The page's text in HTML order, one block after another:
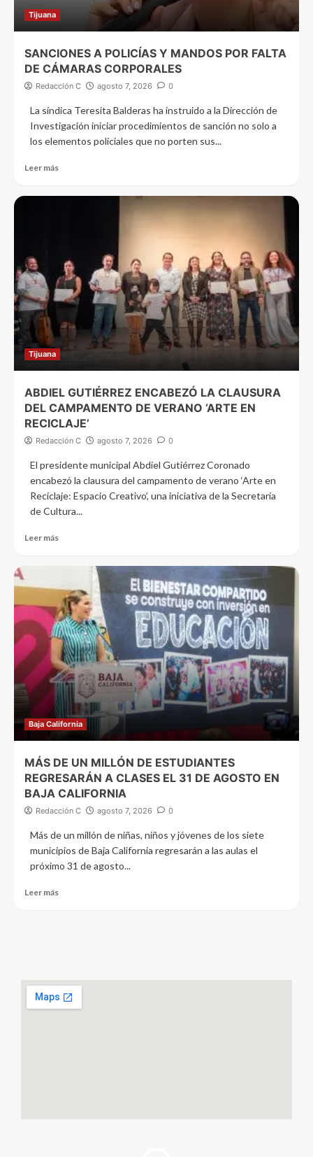
Tijuana
SANCIONES A POLICÍAS Y MANDOS POR FALTA
DE CÁMARAS CORPORALES
Redacción C agosto 7, 2026 0
La síndica Teresita Balderas ha instruido a la Dirección de
Investigación iniciar procedimientos de sanción no solo a
los elementos policiales que no porten sus...
Leer más
Tijuana
ABDIEL GUTIÉRREZ ENCABEZÓ LA CLAUSURA
DEL CAMPAMENTO DE VERANO ‘ARTE EN
RECICLAJE’
Redacción C agosto 7, 2026 0
El presidente municipal Abdiel Gutiérrez Coronado
encabezó la clausura del campamento de verano ‘Arte en
Reciclaje: Espacio Creativo’, una iniciativa de la Secretaría
de Cultura...
Leer más
Baja California
MÁS DE UN MILLÓN DE ESTUDIANTES
REGRESARÁN A CLASES EL 31 DE AGOSTO EN
BAJA CALIFORNIA
Redacción C agosto 7, 2026 0
Más de un millón de niñas, niños y jóvenes de los siete
municipios de Baja California regresarán a las aulas el
próximo 31 de agosto...
Leer más